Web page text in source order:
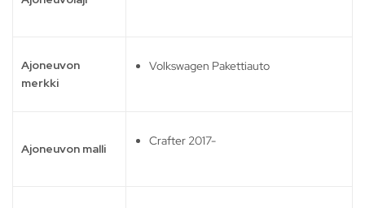
Ajoneuvon
merkki
Volkswagen Pakettiauto
Ajoneuvon malli
Crafter 2017-